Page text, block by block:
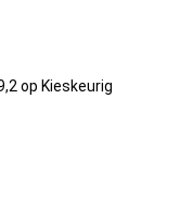
op Kieskeurig